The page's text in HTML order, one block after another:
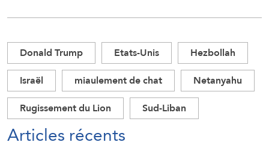
Donald Trump Etats-Unis
Hezbollah
Israël
miaulement de chat
Netanyahu
Rugissement du Lion
Sud-Liban
Articles récents